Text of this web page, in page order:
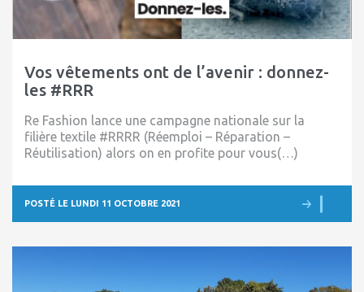
Vos vêtements ont de l’avenir : donnez-
les #RRR
Re Fashion lance une campagne nationale sur la
filière textile #RRRR (Réemploi – Réparation –
Réutilisation) alors on en profite pour vous(…)
POSTÉ LE LUNDI 11 OCTOBRE 2021